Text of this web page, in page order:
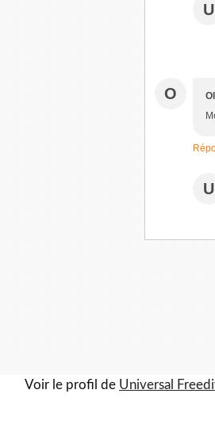
U
O
U
Voir le profil de Universal